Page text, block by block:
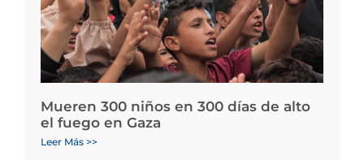
Mueren 300 niños en 300 días de alto
el fuego en Gaza
Leer Más >>